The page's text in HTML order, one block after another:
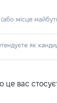
(або місце
як
це вас